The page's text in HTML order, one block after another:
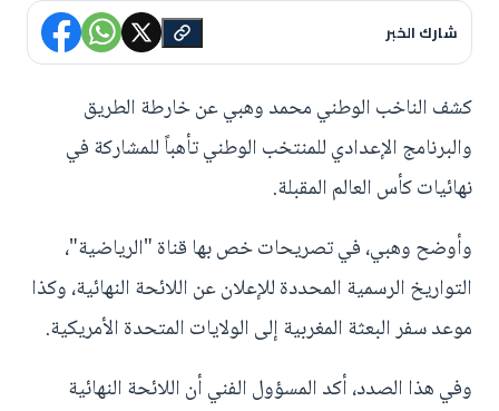
شارك الخبر
كشف الناخب الوطني محمد وهبي عن خارطة الطريق
والبرنامج الإعدادي للمنتخب الوطني تأهباً للمشاركة في
نهائيات كأس العالم المقبلة.
وأوضح وهبي، في تصريحات خص بها قناة "الرياضية"،
التواريخ الرسمية المحددة للإعلان عن اللائحة النهائية، وكذا
موعد سفر البعثة المغربية إلى الولايات المتحدة الأمريكية.
وفي هذا الصدد، أكد المسؤول الفني أن اللائحة النهائية